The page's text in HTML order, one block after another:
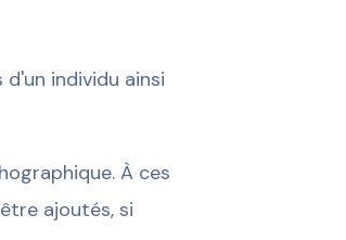
individu ainsi
À ces
ajoutés, si